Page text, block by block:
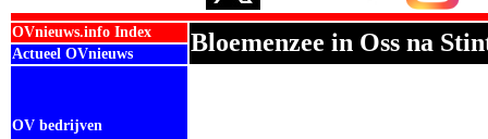
OVnieuws.info Index Bloemenzee in Oss na
Actueel OVnieuws
OV bedrijven